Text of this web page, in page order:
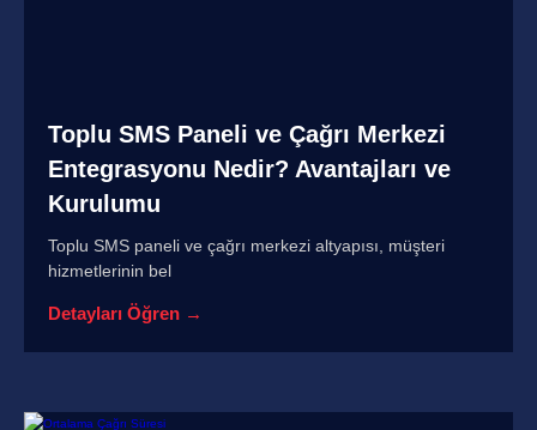
Toplu SMS Paneli ve Çağrı Merkezi
Entegrasyonu Nedir? Avantajları ve
Kurulumu
Toplu SMS paneli ve çağrı merkezi altyapısı, müşteri
hizmetlerinin bel
Detayları Öğren →